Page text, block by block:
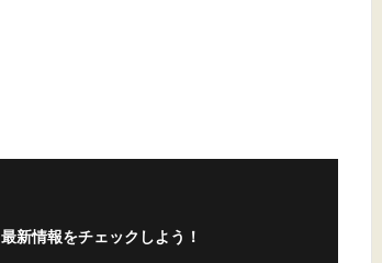
最新情報をチェックしよう！